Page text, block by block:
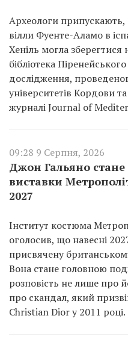
Археологи припускають,
вілли Фуенте-Аламо в
Хеніль могла
бібліотека
дослідження,
університетів Кордови
журналі Journal of
09:28 9 Серпня, 2026
Джон Гальяно
виставки
2027
Інститут костюма
оголосив, що навесні
присвячену
Вона стане головною
розповість не лише про
про скандал, який
Christian Dior у 2011 році.